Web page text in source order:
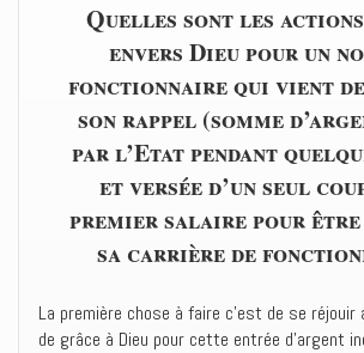
Quelles sont les
envers Dieu pour un
fonctionnaire qui vient
son rappel (somme
par l’Etat pendant
et versée d’un seul
premier salaire pour être
sa carrière de
La première chose à faire c’est de se
de grâce à Dieu pour cette entrée d’argent